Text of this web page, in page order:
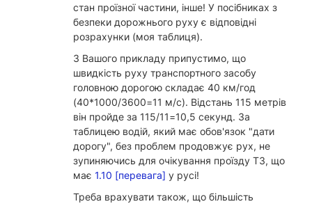
стан проїзної частини, інше! У посібниках з
безпеки дорожнього руху є відповідні
розрахунки (моя таблиця).
З Вашого прикладу припустимо, що
швидкість руху транспортного засобу
головною дорогою складає 40 км/год
(40*1000/3600=11 м/с). Відстань 115 метрів
він пройде за 115/11=10,5 секунд. За
таблицею водій, який має обов'язок "дати
дорогу", без проблем продовжує рух, не
зупиняючись для очікування проїзду ТЗ, що
має 1.10 [перевага] у русі!
Треба врахувати також, що більшість